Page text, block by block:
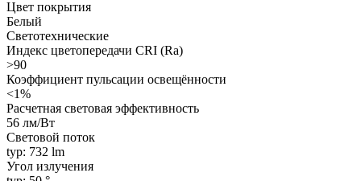
Цвет покрытия
Белый
Светотехнические
Индекс цветопередачи CRI (Ra)
>90
Коэффициент пульсации освещённости
<1%
Расчетная световая эффективность
56 лм/Вт
Световой поток
typ: 732 lm
Угол излучения